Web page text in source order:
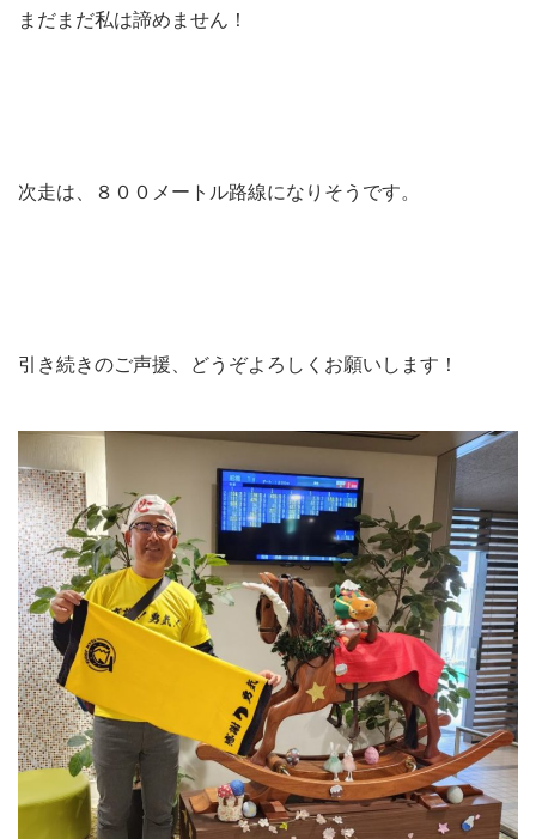
まだまだ私は諦めません！
次走は、８００メートル路線になりそうです。
引き続きのご声援、どうぞよろしくお願いします！